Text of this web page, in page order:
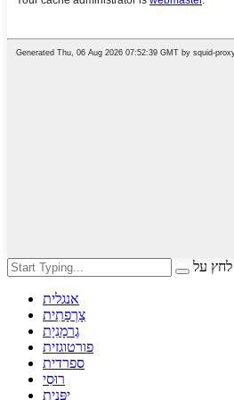
אנגלית
צָרְפָתִית
גֶרמָנִיָת
פורטוגזית
ספרדית
רוּסִי
יַפָּנִית